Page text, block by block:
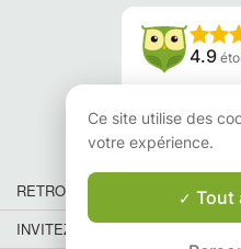
4.9
Lisez
RETROUVEZ-NOUS
INVITEZ VOS AMIS
Ce site utilise des
votre expérience.
Tout